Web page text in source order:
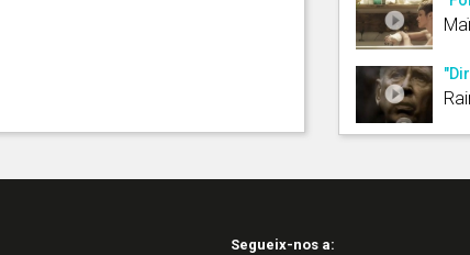
Segueix-nos a: